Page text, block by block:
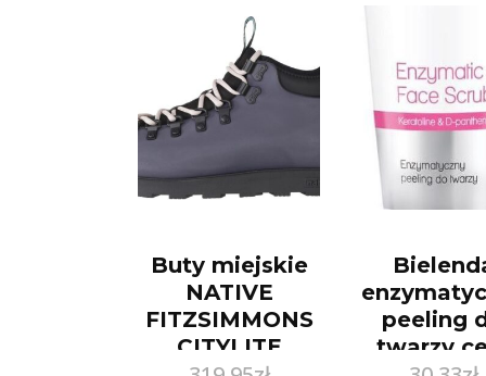
Buty miejskie
NATIVE
FITZSIMMONS
CITYLITE
peeling
twarzy